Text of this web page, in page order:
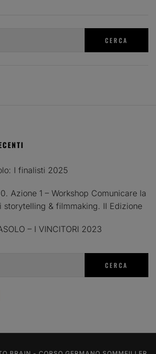
I finalisti 2025
Azione 1 – Workshop Comunicare la
storytelling & filmmaking. II Edizione
– I VINCITORI 2023